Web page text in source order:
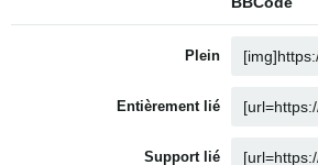
Plein
Entièrement lié
Support lié